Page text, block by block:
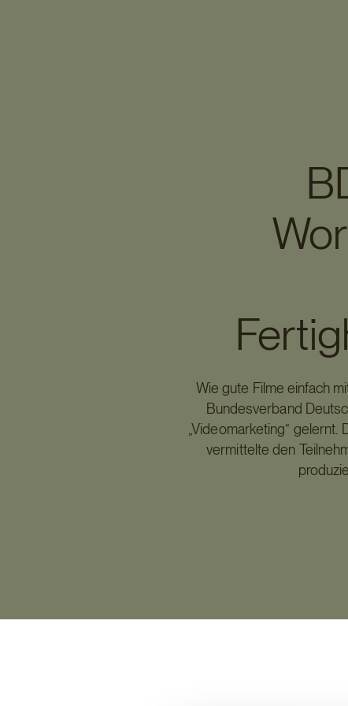
Wie gute Filme einfach
Bundesverband
„Videomarketing“
vermittelte den